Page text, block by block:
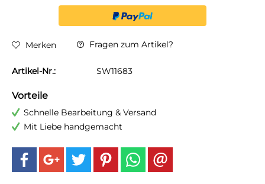
Merken Fragen zum Artikel?
Artikel-Nr.: SW11683
Vorteile
Schnelle Bearbeitung & Versand
Mit Liebe handgemacht